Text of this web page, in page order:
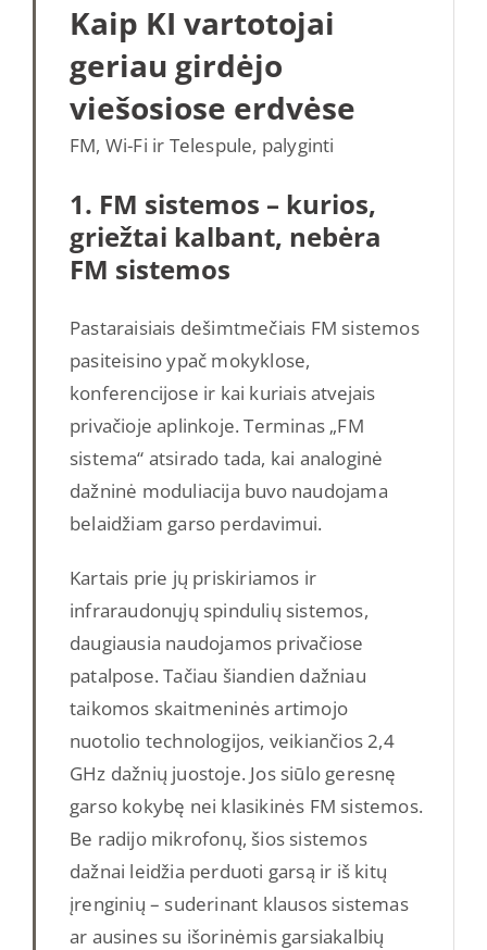
Kaip KI vartotojai
geriau girdėjo
viešosiose erdvėse
FM, Wi-Fi ir Telespule, palyginti
1. FM sistemos – kurios,
griežtai kalbant, nebėra
FM sistemos
Pastaraisiais dešimtmečiais FM sistemos
pasiteisino ypač mokyklose,
konferencijose ir kai kuriais atvejais
privačioje aplinkoje. Terminas „FM
sistema“ atsirado tada, kai analoginė
dažninė moduliacija buvo naudojama
belaidžiam garso perdavimui.
Kartais prie jų priskiriamos ir
infraraudonųjų spindulių sistemos,
daugiausia naudojamos privačiose
patalpose. Tačiau šiandien dažniau
taikomos skaitmeninės artimojo
nuotolio technologijos, veikiančios 2,4
GHz dažnių juostoje. Jos siūlo geresnę
garso kokybę nei klasikinės FM sistemos.
Be radijo mikrofonų, šios sistemos
dažnai leidžia perduoti garsą ir iš kitų
įrenginių – suderinant klausos sistemas
ar ausines su išorinėmis garsiakalbių